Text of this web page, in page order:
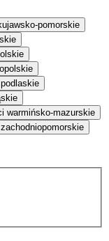
pomorskie
warmińsko-mazurskie